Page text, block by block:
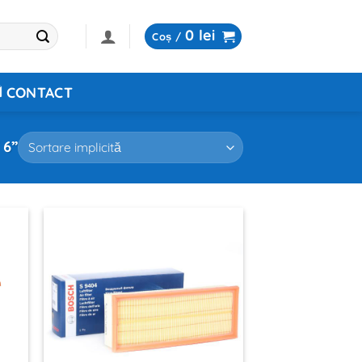
Coș / 0 lei
CONTACT